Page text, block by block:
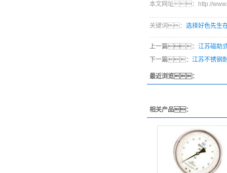
本文网址：http://
关键词： 选择好色先生
上一篇： 江苏磁助
下一篇： 江苏不锈钢
最近浏览：
相关产品：